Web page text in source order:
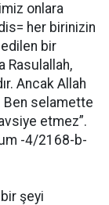
onlara
her birinizin
bir
Rasulallah,
Ancak Allah
Ben selamette
etmez”.
-4/2168-b-
şeyi